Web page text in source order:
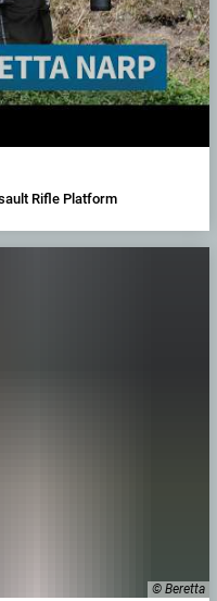
Rifle Platform
© Beretta